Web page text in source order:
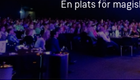
En plats för